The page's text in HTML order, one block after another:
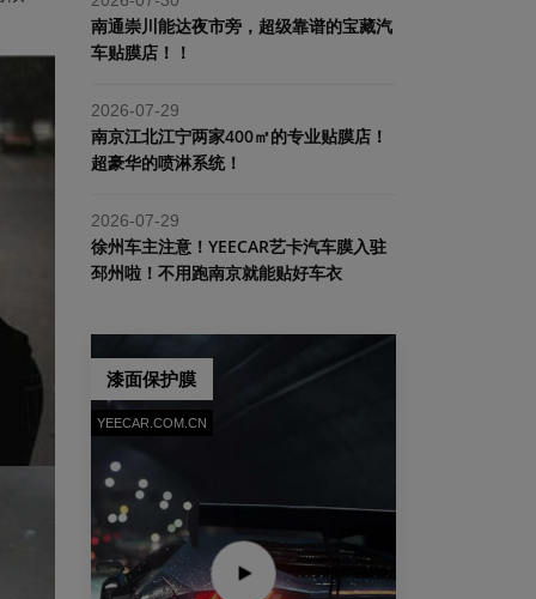
南通崇川能达夜市旁，超级靠谱的宝藏汽
车贴膜店！！
2026-07-29
南京江北江宁两家400㎡的专业贴膜店！
超豪华的喷淋系统！
2026-07-29
​徐州车主注意！YEECAR艺卡汽车膜入驻
邳州啦！不用跑南京就能贴好车衣
漆面保护膜
YEECAR.COM.CN